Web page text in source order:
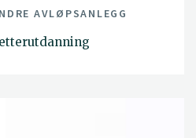
AVLØPSANLEGG